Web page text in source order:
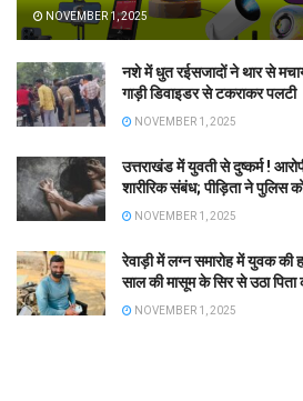
NOVEMBER 1, 2025
नशे में धुत रईसजादों ने थार से
गाड़ी डिवाइडर से टकराकर पलटी
NOVEMBER 1, 2025
उत्तराखंड में युवती से दुष्कर्म !
शारीरिक संबंध; पीड़िता ने पुलिस
NOVEMBER 1, 2025
रेवाड़ी में लग्न समारोह में युवक की
साल की मासूम के सिर से उठा पिता
NOVEMBER 1, 2025